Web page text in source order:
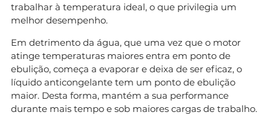
trabalhar à temperatura ideal, o que privilegia um
melhor desempenho.
Em detrimento da água, que uma vez que o motor
atinge temperaturas maiores entra em ponto de
ebulição, começa a evaporar e deixa de ser eficaz, o
líquido anticongelante tem um ponto de ebulição
maior. Desta forma, mantém a sua performance
durante mais tempo e sob maiores cargas de trabalho.